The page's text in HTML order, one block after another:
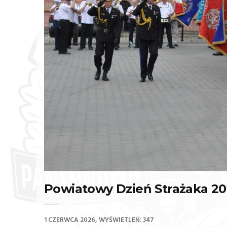
Powiatowy Dzień Strażaka
1 CZERWCA 2026 WYŚWIETLEŃ: 347